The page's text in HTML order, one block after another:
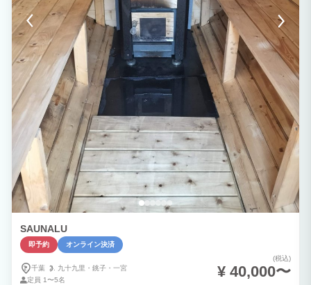
SAUNALU
即予約 オンライン決済
千葉 九十九里・ 銚子・ 一宮
定員 1〜5名
(税込)
¥ 40,000〜